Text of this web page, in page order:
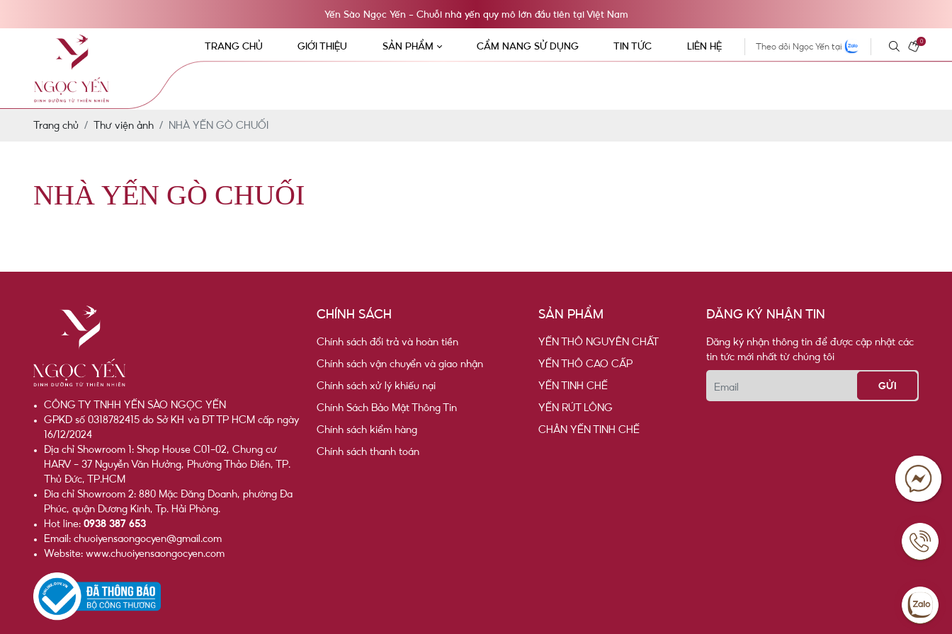
Yến Sào Ngọc Yến - Chuỗi nhà yến quy mô lớn đầu tiên tại Việt Nam
TRANG CHỦ GIỚI THIỆU SẢN PHẨM CẨM NANG SỬ DỤNG TIN TỨC LIÊN HỆ Theo dõi Ngọc Yến tại
0
Trang chủ Thư viện ảnh NHÀ YẾN GÒ CHUỐI
NHÀ YẾN GÒ CHUỐI
CÔNG TY TNHH YẾN SÀO NGỌC YẾN
GPKD số 0318782415 do Sở KH và ĐT TP HCM cấp ngày
16/12/2024
Địa chỉ Showroom 1: Shop House C01-02, Chung cư
HARV - 37 Nguyễn Văn Hưởng, Phường Thảo Điền, TP.
Thủ Đức, TP.HCM
Đia chỉ Showroom 2: 880 Mặc Đăng Doanh, phường Đa
Phúc, quận Dương Kinh, Tp. Hải Phòng.
Hot line: 0938 387 653
Email: chuoiyensaongocyen@gmail.com
Website: www.chuoiyensaongocyen.com
CHÍNH SÁCH
Chính sách đổi trả và hoàn tiền
Chính sách vận chuyển và giao nhận
Chính sách xử lý khiếu nại
Chính Sách Bảo Mật Thông Tin
Chính sách kiểm hàng
Chính sách thanh toán
SẢN PHẨM
YẾN THÔ NGUYÊN CHẤT
YẾN THÔ CAO CẤP
YẾN TINH CHẾ
YẾN RÚT LÔNG
CHÂN YẾN TINH CHẾ
ĐĂNG KÝ NHẬN TIN
Đăng ký nhận thông tin để được cập nhật các
tin tức mới nhất từ chúng tôi
Email